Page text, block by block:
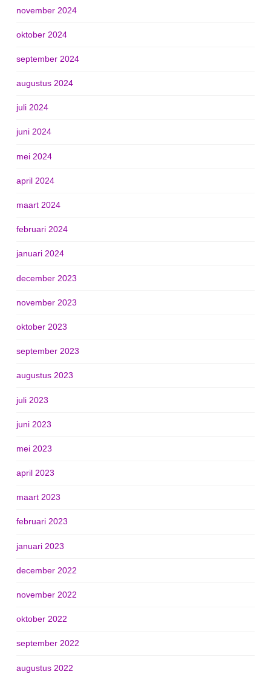
november 2024
oktober 2024
september 2024
augustus 2024
juli 2024
juni 2024
mei 2024
april 2024
maart 2024
februari 2024
januari 2024
december 2023
november 2023
oktober 2023
september 2023
augustus 2023
juli 2023
juni 2023
mei 2023
april 2023
maart 2023
februari 2023
januari 2023
december 2022
november 2022
oktober 2022
september 2022
augustus 2022